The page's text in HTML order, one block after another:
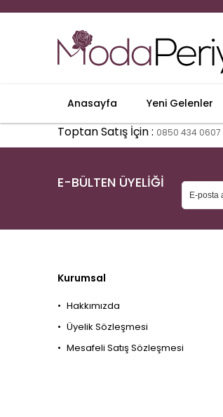
Anasayfa Yeni Gelenler
Toptan Satış İçin : 0850 434 0607
E-BÜLTEN ÜYELİĞİ
Kurumsal
Hakkımızda
Üyelik Sözleşmesi
Mesafeli Satış Sözleşmesi